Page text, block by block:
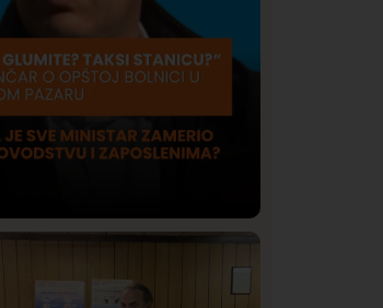
Opštoj bolnici u Novom
glumite? Taksi stanicu?“